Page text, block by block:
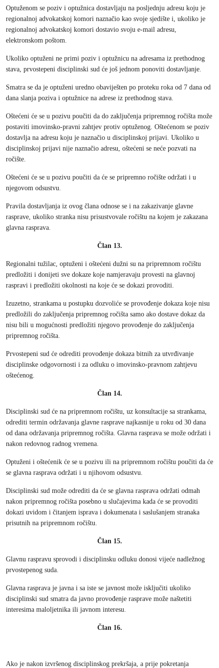
Optuženom se poziv i optužnica dostavljaju na posljednju adresu koju je
regionalnoj advokatskoj komori naznačio kao svoje sjedište i, ukoliko je
regionalnoj advokatskoj komori dostavio svoju e-mail adresu,
elektronskom poštom.
Ukoliko optuženi ne primi poziv i optužnicu na adresama iz prethodnog
stava, prvostepeni disciplinski sud će još jednom ponoviti dostavljanje.
Smatra se da je optuženi uredno obaviješten po proteku roka od 7 dana od
dana slanja poziva i optužnice na adrese iz prethodnog stava.
Oštećeni će se u pozivu poučiti da do zaključenja pripremnog ročišta može
postaviti imovinsko-pravni zahtjev protiv optuženog. Oštećenom se poziv
dostavlja na adresu koju je naznačio u disciplinskoj prijavi. Ukoliko u
disciplinskoj prijavi nije naznačio adresu, oštećeni se neće pozvati na
ročište.
Oštećeni će se u pozivu poučiti da će se pripremno ročište održati i u
njegovom odsustvu.
Pravila dostavljanja iz ovog člana odnose se i na zakazivanje glavne
rasprave, ukoliko stranka nisu prisustvovale ročištu na kojem je zakazana
glavna rasprava.
Član 13.
Regionalni tužilac, optuženi i oštećeni dužni su na pripremnom ročištu
predložiti i donijeti sve dokaze koje namjeravaju provesti na glavnoj
raspravi i predložiti okolnosti na koje će se dokazi provoditi.
Izuzetno, strankama u postupku dozvoliće se provođenje dokaza koje nisu
predložili do zaključenja pripremnog ročišta samo ako dostave dokaz da
nisu bili u mogućnosti predložiti njegovo provođenje do zaključenja
pripremnog ročišta.
Prvostepeni sud će odrediti provođenje dokaza bitnih za utvrđivanje
disciplinske odgovornosti i za odluku o imovinsko-pravnom zahtjevu
oštećenog.
Član 14.
Disciplinski sud će na pripremnom ročištu, uz konsultacije sa strankama,
odrediti termin održavanja glavne rasprave najkasnije u roku od 30 dana
od dana održavanja pripremnog ročišta. Glavna rasprava se može održati i
nakon redovnog radnog vremena.
Optuženi i oštećenik će se u pozivu ili na pripremnom ročištu poučiti da će
se glavna rasprava održati i u njihovom odsustvu.
Disciplinski sud može odrediti da će se glavna rasprava održati odmah
nakon pripremnog ročišta posebno u slučajevima kada će se provoditi
dokazi uvidom i čitanjem isprava i dokumenata i saslušanjem stranaka
prisutnih na pripremnom ročištu.
Član 15.
Glavnu raspravu sprovodi i disciplinsku odluku donosi vijeće nadležnog
prvostepenog suda.
Glavna rasprava je javna i sa iste se javnost može isključiti ukoliko
disciplinski sud smatra da javno provođenje rasprave može naštetiti
interesima maloljetnika ili javnom interesu.
Član 16.
Ako je nakon izvršenog disciplinskog prekršaja, a prije pokretanja